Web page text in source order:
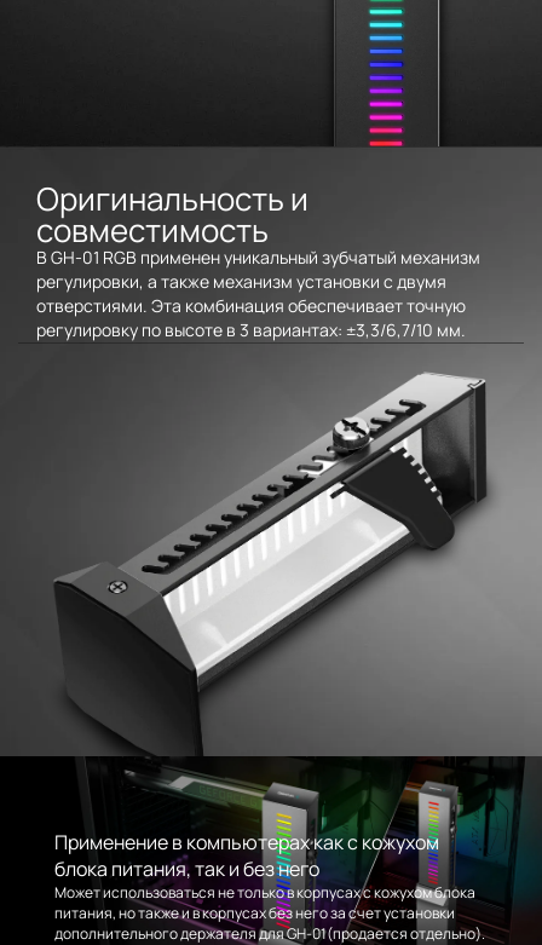
Оригинальность и
совместимость
В GH-01 RGB применен уникальный зубчатый механизм
регулировки, а также механизм установки с двумя
отверстиями. Эта комбинация обеспечивает точную
регулировку по высоте в 3 вариантах: ±3,3/6,7/10 мм.
Применение в компьютерах как с кожухом
блока питания, так и без него
Может использоваться не только в корпусах с кожухом блока
питания, но также и в корпусах без него за счет установки
дополнительного держателя для GH-01(продается отдельно).